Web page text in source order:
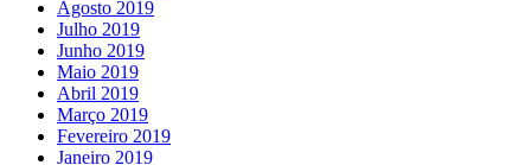
Agosto 2019
Julho 2019
Junho 2019
Maio 2019
Abril 2019
Março 2019
Fevereiro 2019
Janeiro 2019